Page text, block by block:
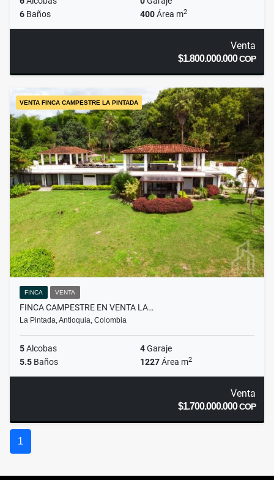
6 Baños 400Área m2
Venta
$1.800.000.000COP
VENTA FINCA CAMPESTRE LA PINTADA
FINCA VENTA
FINCA CAMPESTRE EN VENTA LA…
La Pintada, Antioquia, Colombia
5Alcobas 4Garaje
5.5 Baños 1227Área m2
Venta
$1.700.000.000COP
1